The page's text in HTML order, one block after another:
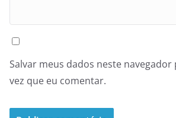
Salvar meus dados neste
vez que eu comentar.